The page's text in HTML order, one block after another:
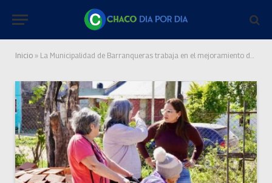
Inicio » La Municipalidad de Barranqueras trabaja en el mejoramiento de calles